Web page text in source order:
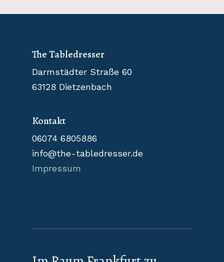
The Tabledresser
Darmstädter Straße 60
63128 Dietzenbach
Kontakt
06074 6805886
info@the-tabledresser.de
Impressum